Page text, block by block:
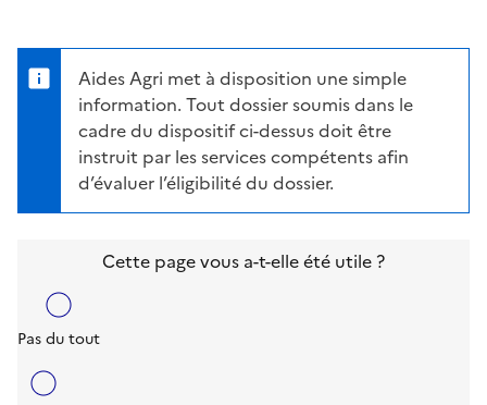
Aides Agri met à disposition une simple
information. Tout dossier soumis dans le
cadre du dispositif ci-dessus doit être
instruit par les services compétents afin
d’évaluer l’éligibilité du dossier.
Cette page vous a-t-elle été utile ?
Pas du tout